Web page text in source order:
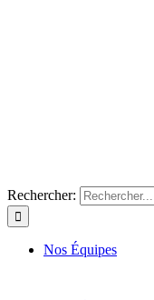
Rechercher:
Nos Équipes